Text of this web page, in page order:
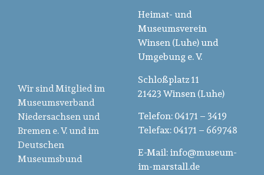
Wir sind Mitglied im
Museumsverband
Niedersachsen und
Bremen e. V. und im
Deutschen
Museumsbund
Heimat- und
Museumsverein
Winsen (Luhe) und
Umgebung e. V.
Schloßplatz 11
21423 Winsen (Luhe)
Telefon: 04171 – 3419
Telefax: 04171 – 669748
E-Mail: info@museum-
im-marstall.de